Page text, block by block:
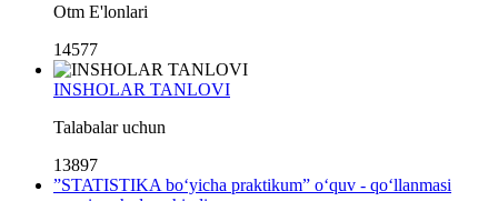
Otm E'lonlari
14577
INSHOLAR TANLOVI
Talabalar uchun
13897
”STATISTIKA bo‘yicha praktikum” o‘quv - qo‘llanmasi